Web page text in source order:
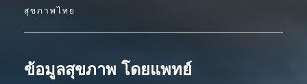
สุขภาพไทย
ข้อมูลสุขภาพ โดยแพทย์